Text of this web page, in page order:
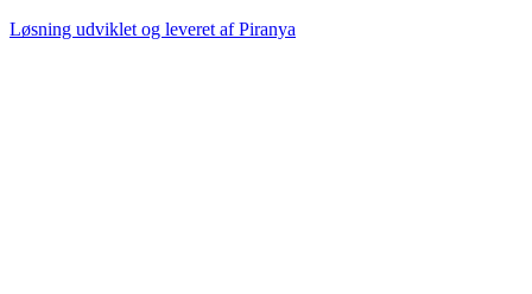
Løsning udviklet og leveret afPiranya